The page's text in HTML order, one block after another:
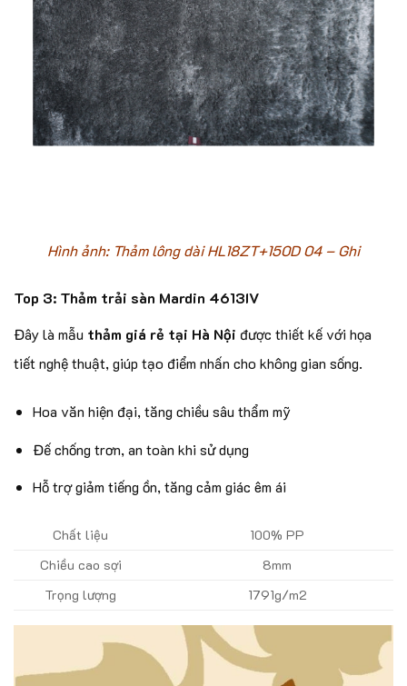
Hình ảnh: Thảm lông dài HL18ZT+150D 04 – Ghi
Top 3: Thảm trải sàn Mardin 4613IV
Đây là mẫu thảm giá rẻ tại Hà Nội được thiết kế với họa
tiết nghệ thuật, giúp tạo điểm nhấn cho không gian sống.
Hoa văn hiện đại, tăng chiều sâu thẩm mỹ
Đế chống trơn, an toàn khi sử dụng
Hỗ trợ giảm tiếng ồn, tăng cảm giác êm ái
Chất liệu
100% PP
Chiều cao sợi
8mm
Trọng lượng
1791g/m2